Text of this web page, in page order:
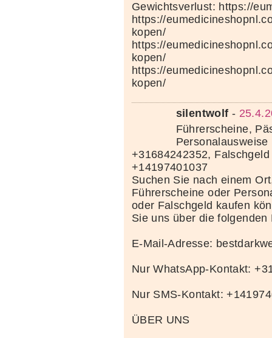
Gewichtsverlust: https://
https://
kopen/
https://
kopen/
https://
kopen/
silentwolf -
Führerscheine,
+31684242352,
+14197401037
Suchen Sie nach einem
Führerscheine oder
oder Falschgeld kaufen
Sie uns über die folgenden
E-Mail-Adresse:
Nur WhatsApp-Kontakt:
Nur SMS-Kontakt:
ÜBER UNS